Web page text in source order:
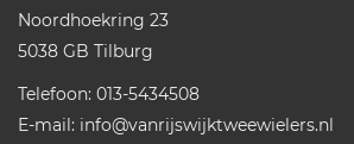
Noordhoekring 23
5038 GB Tilburg
Telefoon: 013-5434508
E-mail: info@vanrijswijktweewielers.nl